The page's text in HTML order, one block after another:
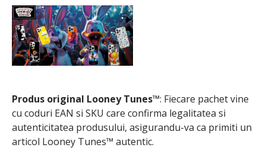
Produs original Looney Tunes™: Fiecare pachet vine
cu coduri EAN si SKU care confirma legalitatea si
autenticitatea produsului, asigurandu-va ca primiti un
articol Looney Tunes™ autentic.